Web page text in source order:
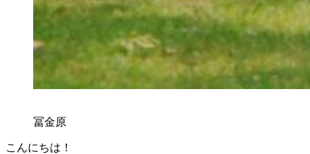
冨金原
こんにちは！